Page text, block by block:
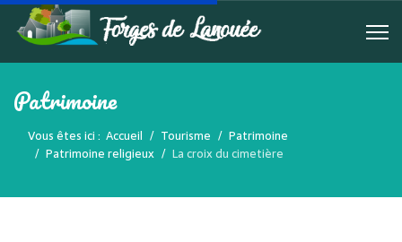
Patrimoine
Vous êtes ici : Accueil Tourisme
Patrimoine
Patrimoine religieux
La croix du cimetière